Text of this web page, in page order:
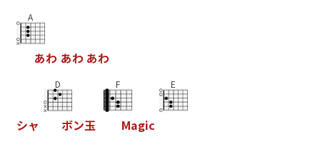
A
あわ あわ あわ
シャ
D
ボン玉
F
Magic
E